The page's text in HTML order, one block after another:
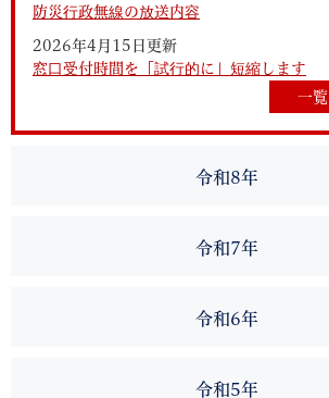
防災行政無線の放送内容
2026年4月15日更新
窓口受付時間を「試行的に」短縮します
一覧
令和8年
令和7年
令和6年
令和5年